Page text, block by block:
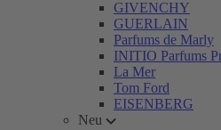
GIVENCHY
GUERLAIN
Parfums de Marly
INITIO Parfums
La Mer
Tom Ford
EISENBERG
Neu